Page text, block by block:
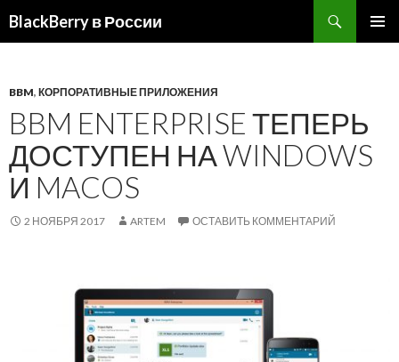
BlackBerry в России
BBM, КОРПОРАТИВНЫЕ ПРИЛОЖЕНИЯ
BBM ENTERPRISE ТЕПЕРЬ
ДОСТУПЕН НА WINDOWS
И MACOS
2 НОЯБРЯ 2017 ARTEM ОСТАВИТЬ КОММЕНТАРИЙ